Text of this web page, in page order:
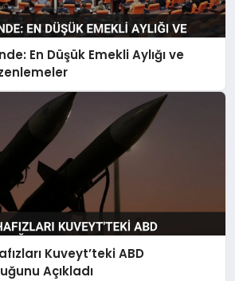
En Düşük Emekli Aylığı ve
Kuveyt’teki ABD
Açıkladı